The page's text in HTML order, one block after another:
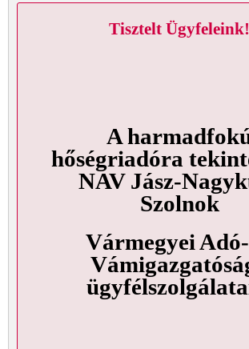
Tisztelt Ügyfeleink!
A
hőségriadóra
NAV Jász-
Szolnok
Vármegyei